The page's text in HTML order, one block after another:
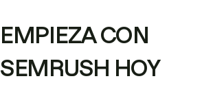
EMPIEZA CON
SEMRUSH HOY